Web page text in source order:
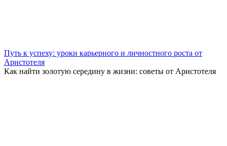
Путь к успеху: уроки карьерного и личностного роста от
Аристотеля
Как найти золотую середину в жизни: советы от Аристотеля